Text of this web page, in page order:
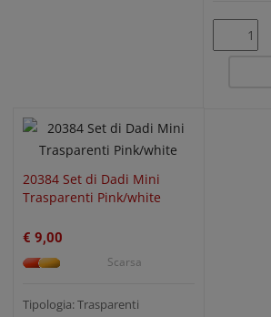
20384 Set di Dadi Mini
Trasparenti Pink/white
€ 9,00
Scarsa
Tipologia: Trasparenti